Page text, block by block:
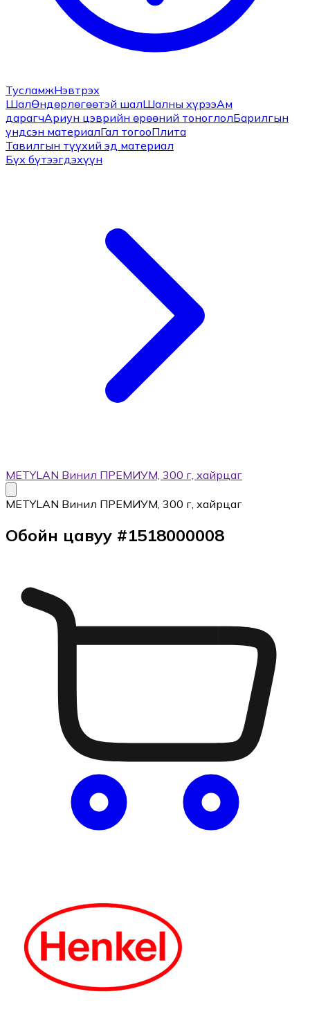
ТусламжНэвтрэх
ШалӨндөрлөгөөтэй шалШалны хүрээАм
дарагчАриун цэврийн өрөөний тоноглолБарилгын
үндсэн материалГал тогооПлита
Тавилгын түүхий эд материал
Бүх бүтээгдэхүүн
METYLAN Винил ПРЕМИУМ, 300 г, хайрцаг
METYLAN Винил ПРЕМИУМ, 300 г, хайрцаг
Обойн цавуу #1518000008